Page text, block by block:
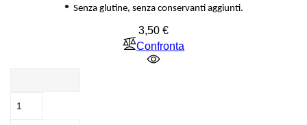
• Senza glutine, senza conservanti aggiunti.
3,50 €Prezzo
Confronta